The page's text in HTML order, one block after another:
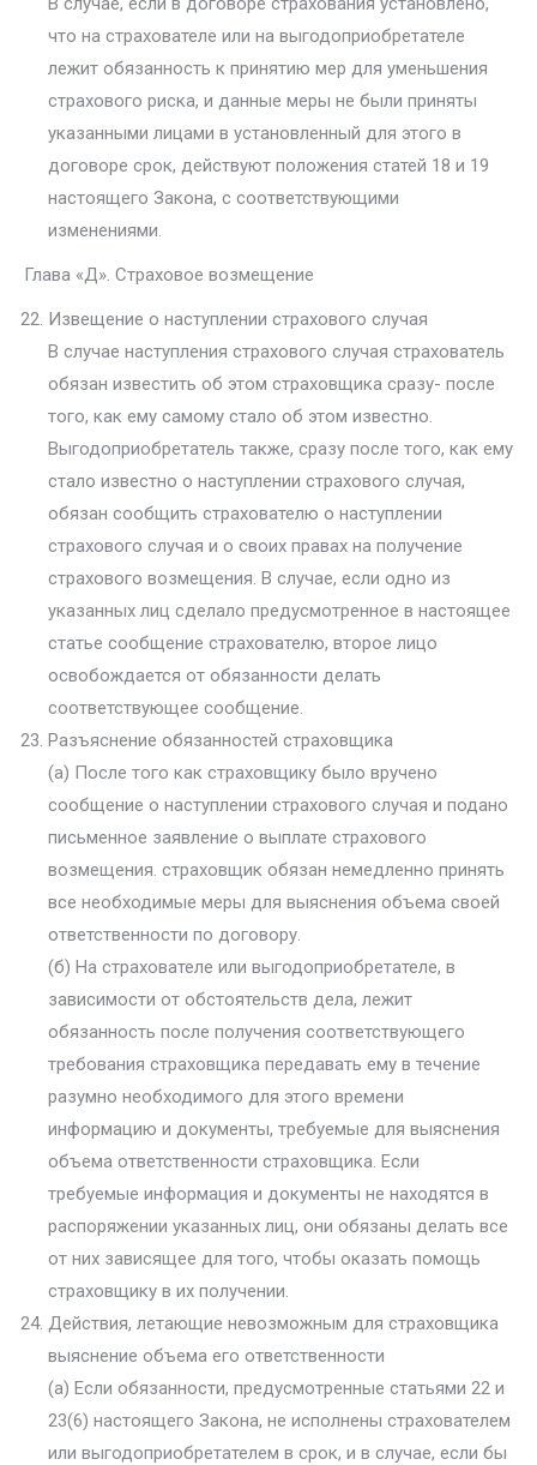
что на страхователе или на выгодоприобретателе
лежит обязанность к принятию мер для уменьшения
страхового риска, и данные меры не были приняты
указанными лицами в установленный для этого в
договоре срок, действуют положения статей 18 и 19
настоящего Закона, с соответствующими
изменениями.
Глава «Д». Страховое возмещение
Извещение о наступлении страхового случая
В случае наступления страхового случая страхователь
обязан известить об этом страховщика сразу- после
того, как ему самому стало об этом известно.
Выгодоприобретатель также, сразу после того, как ему
стало известно о наступлении страхового случая,
обязан сообщить страхователю о наступлении
страхового случая и о своих правах на получение
страхового возмещения. В случае, если одно из
указанных лиц сделало предусмотренное в настоящее
статье сообщение страхователю, второе лицо
освобождается от обязанности делать
соответствующее сообщение.
Разъяснение обязанностей страховщика
(а) После того как страховщику было вручено
сообщение о наступлении страхового случая и подано
письменное заявление о выплате страхового
возмещения. страховщик обязан немедленно принять
все необходимые меры для выяснения объема своей
ответственности по договору.
(б) На страхователе или выгодоприобретателе, в
зависимости от обстоятельств дела, лежит
обязанность после получения соответствующего
требования страховщика передавать ему в течение
разумно необходимого для этого времени
информацию и документы, требуемые для выяснения
объема ответственности страховщика. Если
требуемые информация и документы не находятся в
распоряжении указанных лиц, они обязаны делать все
от них зависящее для того, чтобы оказать помощь
страховщику в их получении.
Действия, летающие невозможным для страховщика
выяснение объема его ответственности
(а) Если обязанности, предусмотренные статьями 22 и
23(6) настоящего Закона, не исполнены страхователем
или выгодоприобретателем в срок, и в случае, если бы